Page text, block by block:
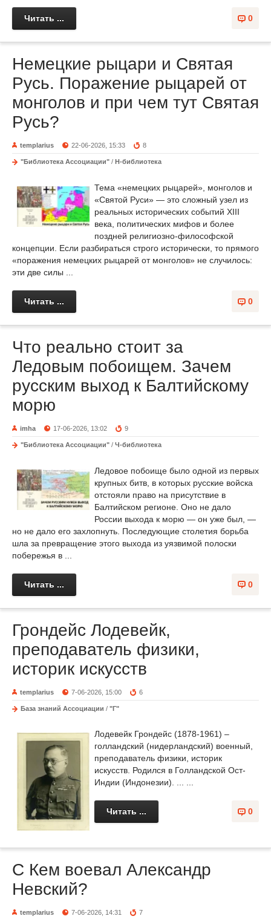
0
Читать ...
Немецкие рыцари и Святая
Русь. Поражение рыцарей от
монголов и при чем тут Святая
Русь?
templarius 22-06-2026, 15:33 8
"Библиотека Ассоциации" / Н-библиотека
Тема «немецких рыцарей», монголов и
«Святой Руси» — это сложный узел из
реальных исторических событий XIII
века, политических мифов и более
поздней религиозно-философской
концепции. Если разбираться строго исторически, то прямого
«поражения немецких рыцарей от монголов» не случилось:
эти две силы ...
0
Читать ...
Что реально стоит за
Ледовым побоищем. Зачем
русским выход к Балтийскому
морю
imha 17-06-2026, 13:02 9
"Библиотека Ассоциации" / Ч-библиотека
Ледовое побоище было одной из первых
крупных битв, в которых русские войска
отстояли право на присутствие в
Балтийском регионе. Оно не дало
России выхода к морю — он уже был, —
но не дало его захлопнуть. Последующие столетия борьба
шла за превращение этого выхода из уязвимой полоски
побережья в ...
0
Читать ...
Грондейс Лодевейк,
преподаватель физики,
историк искусств
templarius 7-06-2026, 15:00 6
База знаний Ассоциации / "Г"
Лодевейк Грондейс (1878-1961) –
голландский (нидерландский) военный,
преподаватель физики, историк
искусств. Родился в Голландской Ост-
Индии (Индонезии). ... ...
0
Читать ...
С Кем воевал Александр
Невский?
templarius 7-06-2026, 14:31 7